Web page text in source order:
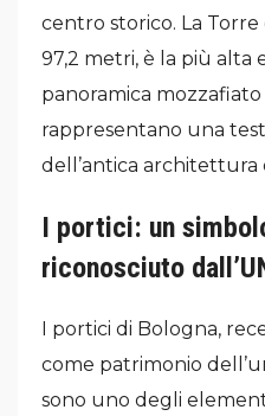
centro storico. La Torre
97,2 metri, è la più alta
panoramica
rappresentano una
dell’antica architettura
I portici: un
riconosciuto
I portici di Bologna,
come patrimonio
sono uno degli